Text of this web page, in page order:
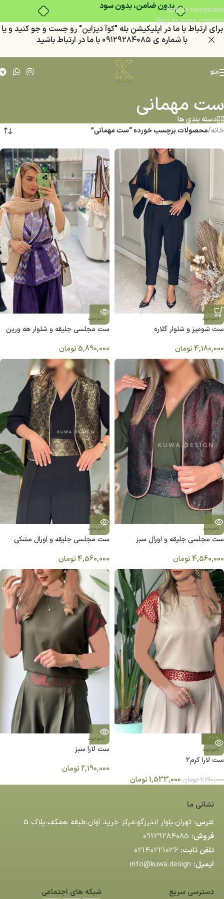
بدون ضامن، بدون سودSkip to navigation
Skip to main content
براي ارتباط با ما در اپليكيشن بله "كوآ ديزاين" رو جست و جو كنيد و يا
با شماره ي ٠٩١٢٩٢٨٤٠٨٥ با ما در ارتباط باشيد
منو
ست مهمانی
دسته بندی ها
خانه/محصولات برچسب خورده “ست مهمانی”
ناموجود
ست شومیز و شلوار گلاره
4,180,000تومان
ناموجود
ست مجلسی جلیقه و شلوار هه ورین
5,890,000تومان
ناموجود
ست مجلسی جلیقه و اورال سبز
4,560,000تومان
ناموجود
ست مجلسی جلیقه و اورال مشکی
4,560,000تومان
-30%
ناموجود
ست لارا کرم۲
2,190,000 تومان 1,533,000تومان
ناموجود
ست لارا سبز
2,190,000تومان
نشانی ما
آدرس: تهران،بلوار اندرزگو،مركز خريد آوان،طبقه همكف،پلاك 5
فروش: 09129284085
تلفن ثابت: 02140221036
ایمیل: info@kuwa.design
دسترسی سریع شبکه های اجتماعی